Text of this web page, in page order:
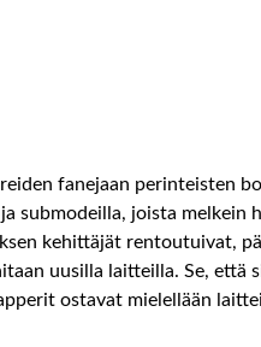
fanejaan perinteisten
submodeilla, joista melkein
kehittäjät rentoutuivat,
uusilla laitteilla. Se, että
ostavat mielellään